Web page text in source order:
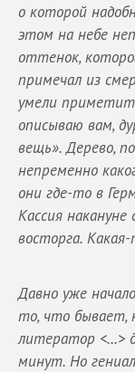
о которой
этом на небе
оттенок,
примечал из
умели
описываю вам,
вещь». Дерево,
непременно
они где-то в
Кассия
восторга.
Давно уже
то, что бывает,
литератор <...>
минут. Но